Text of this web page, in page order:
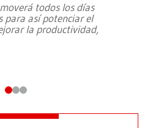
todos los días
para así potenciar el
la productividad,